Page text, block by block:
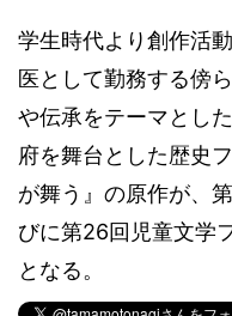
学生時代より創作活
医として勤務する傍
や伝承をテーマとし
府を舞台とした歴史
が舞う』の原作が、
びに第26回児童文学
となる。